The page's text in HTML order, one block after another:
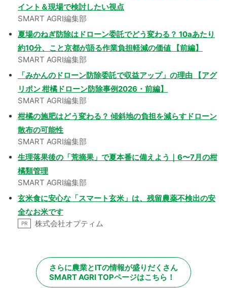
イント＆現場で検討したい視点
SMART AGRI編集部
夏場のねぎ防除はドローン委託でどう変わる？ 10aあたり
約10分、こと京都が語る作業負担軽減の価値 【前編】
SMART AGRI編集部
「みかんのドローン防除委託で収益アップ」の理由 【アグ
リポン 柑橘ドローン防除事例2026・前編】
SMART AGRI編集部
柑橘の施肥はどう変わる？ 傾斜地の負担を減らすドローン
散布の可能性
SMART AGRI編集部
生理落果後の「荒摘果」で夏本番に備えよう｜6〜7月の柑
橘類管理
SMART AGRI編集部
玄米食に安心な「スマート玄米」は、残留農薬不検出の安
全なお米です
PR 株式会社オプティム
さらに農業とITの情報が盛りだくさん
SMART AGRI TOPページはこちら！